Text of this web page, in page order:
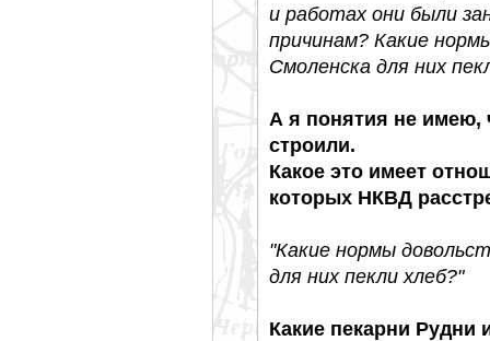
и работах они были
причинам? Какие
Смоленска для них
А я понятия не имею,
строили.
Какое это имеет
которых НКВД
"Какие нормы
для них пекли хлеб?"
Какие пекарни Рудни